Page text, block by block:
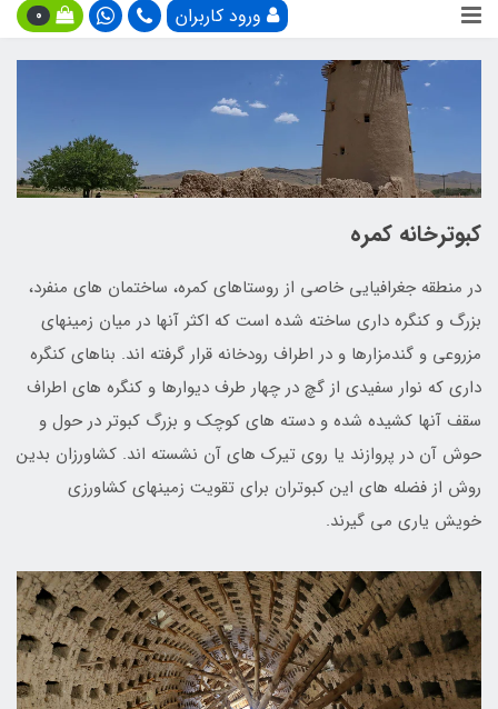
ورود کاربران 0
کبوترخانه کمره
در منطقه جغرافيايي خاصی از روستاهای كمره، ساختمان های منفرد،
بزرگ و كنگره داری ساخته شده است كه اكثر آنها در ميان زمينهای
مزروعي و گندمزارها و در اطراف رودخانه قرار گرفته اند. بناهای كنگره
داری كه نوار سفيدی از گچ در چهار طرف ديوارها و كنگره های اطراف
سقف آنها كشيده شده و دسته های كوچك و بزرگ كبوتر در حول و
حوش آن در پروازند يا روی تيرك های آن نشسته اند. كشاورزان بدين
روش از فضله های اين كبوتران برای تقويت زمينهای كشاورزی
خويش ياری می گيرند.